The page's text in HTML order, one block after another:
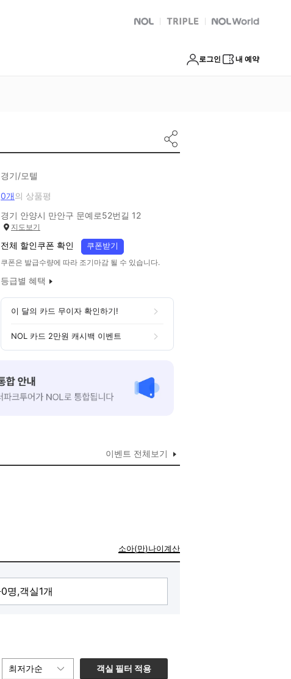
NOL 트리플 Global Interpark
로그인 내 예약
경기/모텔
0개의 상품평
경기 안양시 만안구 문예로52번길 12
지도보기
전체 할인쿠폰 확인 쿠폰받기
쿠폰은 발급수량에 따라 조기마감 될 수 있습니다.
등급별 혜택
이 달의 카드 무이자 확인하기!
NOL 카드 2만원 캐시백 이벤트
이벤트 전체보기
소아(만)나이계산
최저가순 객실 필터 적용